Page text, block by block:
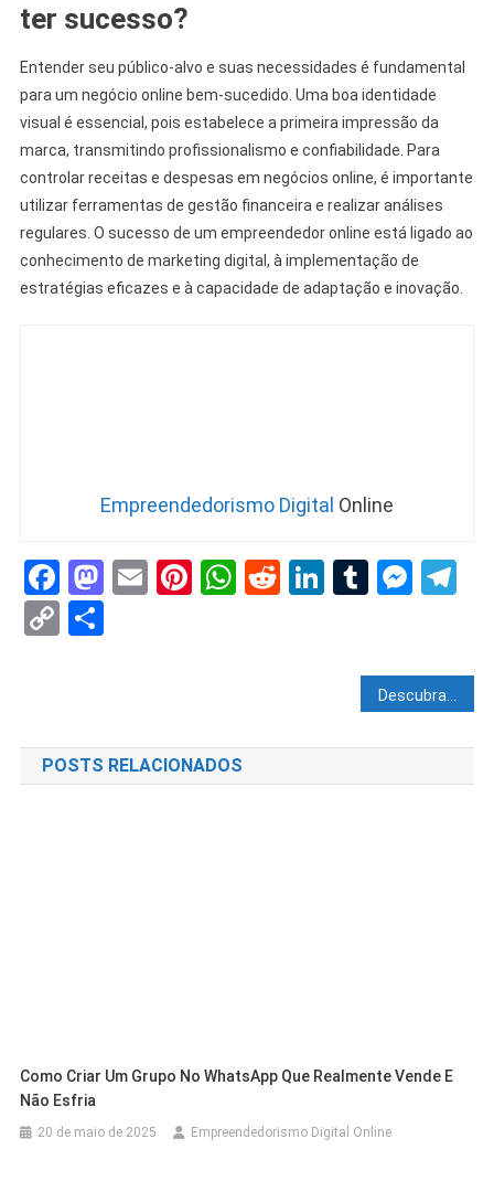
ter sucesso?
Entender seu público-alvo e suas necessidades é fundamental
para um negócio online bem-sucedido. Uma boa identidade
visual é essencial, pois estabelece a primeira impressão da
marca, transmitindo profissionalismo e confiabilidade. Para
controlar receitas e despesas em negócios online, é importante
utilizar ferramentas de gestão financeira e realizar análises
regulares. O sucesso de um empreendedor online está ligado ao
conhecimento de marketing digital, à implementação de
estratégias eficazes e à capacidade de adaptação e inovação.
Empreendedorismo Digital Online
Facebook
Mastodon
EmailPinterest
WhatsApp
RedditLinkedIn
Tumblr
CopyShare
POSTS RELACIONADOS
Como Criar Um Grupo No WhatsApp Que Realmente Vende E
Não Esfria
20 de maio de 2025 Empreendedorismo Digital Online